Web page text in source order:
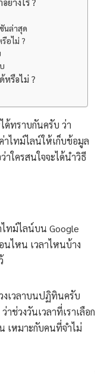
ย่างไร ?
นล่าสุด
อไม่ ?
หรือไม่ ?
ด้ทราบกันครับ ว่า
าไทม์ไลน์ให้เก็บข้อมูล
าใครสนใจจะได้นำวิธี
ทม์ไลน์บน Google
นไหน เวลาไหนบ้าง
งเวลาบนปฏิทินครับ
าช่วงวันเวลาที่เราเลือก
เหมาะกับคนที่จำไม่